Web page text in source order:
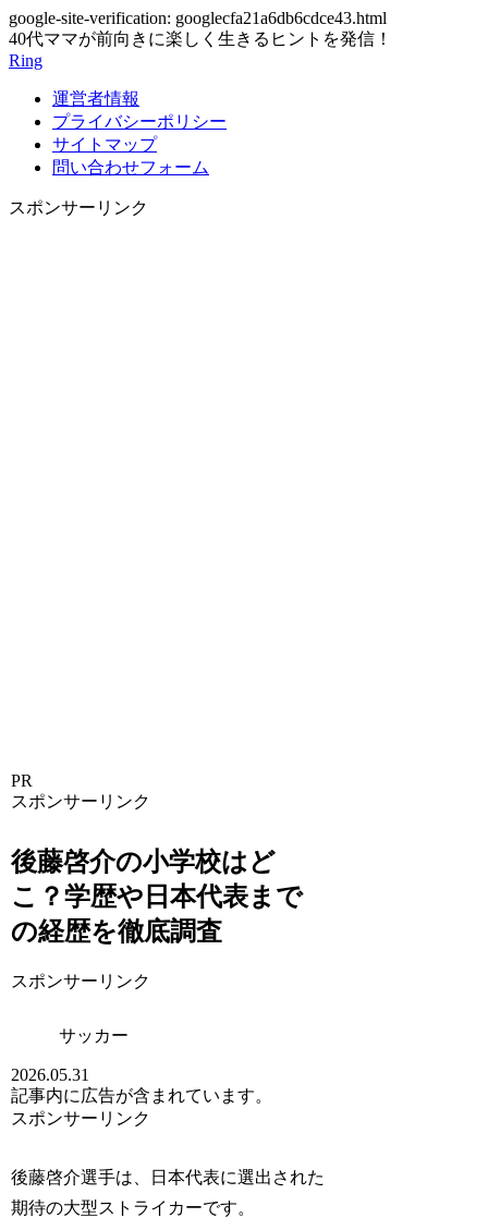
google-site-verification: googlecfa21a6db6cdce43.html
40代ママが前向きに楽しく生きるヒントを発信！
Ring
運営者情報
プライバシーポリシー
サイトマップ
問い合わせフォーム
スポンサーリンク
PR
スポンサーリンク
後藤啓介の小学校はど
こ？学歴や日本代表まで
の経歴を徹底調査
スポンサーリンク
サッカー
2026.05.31
記事内に広告が含まれています。
スポンサーリンク
後藤啓介選手は、日本代表に選出された
期待の大型ストライカーです。